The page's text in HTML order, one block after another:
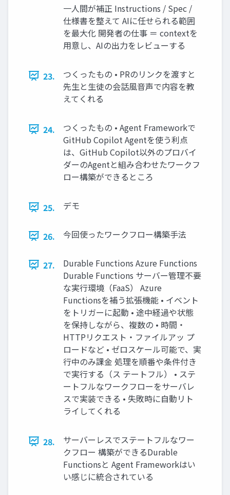
一人間が補正 Instructions / Spec /
仕様書を整えて AIに任せられる範囲
を最大化 開発者の仕事 ＝ contextを
用意し、AIの出力をレビューする
23.
つくったもの • PRのリンクを渡すと
先生と生徒の会話風音声で内容を教
えてくれる
24.
つくったもの • Agent Frameworkで
GitHub Copilot Agentを使う利点
は、GitHub Copilot以外のプロバイ
ダーのAgentと組み合わせたワークフ
ロー構築ができるところ
25. デモ
26. 今回使ったワークフロー構築手法
27.
Durable Functions Azure Functions
Durable Functions サーバー管理不要
な実行環境（FaaS） Azure
Functionsを補う拡張機能 • イベント
をトリガーに起動 • 途中経過や状態
を保持しながら、複数の • 時間・
HTTPリクエスト・ファイルアッ プ
ロードなど • ゼロスケール可能で、実
行中のみ課金 処理を順番や条件付き
で実行する（ス テートフル） • ステ
ートフルなワークフローをサーバレ
スで実装できる • 失敗時に自動リト
ライしてくれる
28.
サーバーレスでステートフルなワー
クフロー 構築ができるDurable
Functionsと Agent Frameworkはい
い感じに統合されている